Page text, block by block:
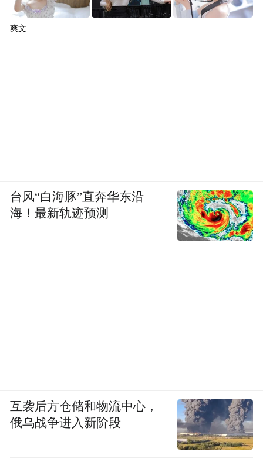
爽文
台风“白海豚”直奔华东沿
海！最新轨迹预测
互袭后方仓储和物流中心，
俄乌战争进入新阶段